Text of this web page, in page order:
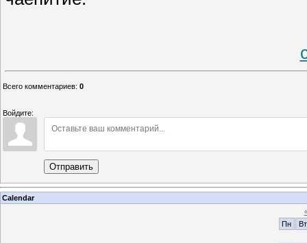
Всего комментариев: 0
Войдите:
Отправить
Calendar
Пн
Вт